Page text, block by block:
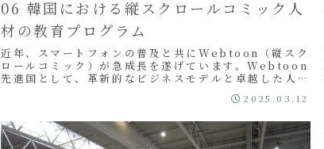
06 韓国における縦スクロールコミック人
材の教育プログラム
近年、スマートフォンの普及と共にWebtoon（縦スク
ロールコミック）が急成長を遂げています。Webtoon
先進国として、革新的なビジネスモデルと卓越した人材
2025.03.12